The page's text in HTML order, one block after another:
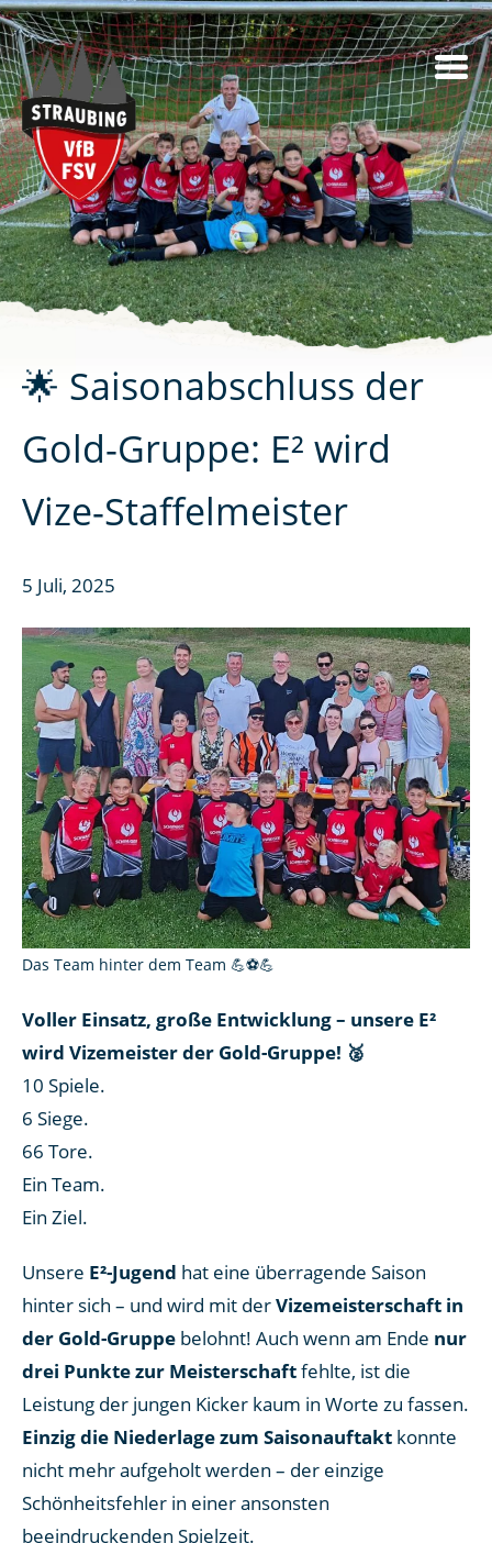
Skip
to
content
🌟 Saisonabschluss der
Gold-Gruppe: E² wird
Vize-Staffelmeister
5 Juli, 2025
Das Team hinter dem Team 💪⚽💪
Voller Einsatz, große Entwicklung – unsere E²
wird Vizemeister der Gold-Gruppe! 🥈
10 Spiele.
6 Siege.
66 Tore.
Ein Team.
Ein Ziel.
Unsere E²-Jugend hat eine überragende Saison
hinter sich – und wird mit derVizemeisterschaft in
der Gold-Gruppe belohnt! Auch wenn am Ende nur
drei Punkte zur Meisterschaftfehlte, ist die
Leistung der jungen Kicker kaum in Worte zu fassen.
Einzig die Niederlage zum Saisonauftakt konnte
nicht mehr aufgeholt werden – der einzige
Schönheitsfehler in einer ansonsten
beeindruckenden Spielzeit.